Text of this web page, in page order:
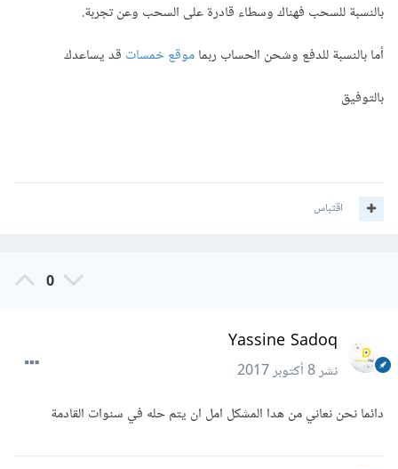
بالنسبة للسحب فهناك وسطاء قادرة على السحب وعن تجربة.
أما بالنسبة للدفع وشحن الحساب ربماموقع خمساتقد يساعدك
بالتوفيق
اقتباس
0
Yassine Sadoq
نشر8 أكتوبر 2017
دائما نحن نعاني من هدا المشكل امل ان يتم حله في سنوات القادمة